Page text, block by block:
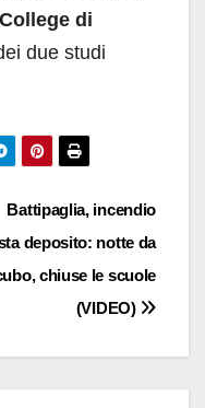
di
due studi
Battipaglia, incendio
deposito: notte da
chiuse le scuole
(VIDEO)